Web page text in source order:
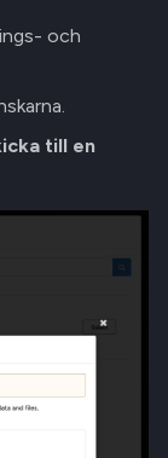
och
till en